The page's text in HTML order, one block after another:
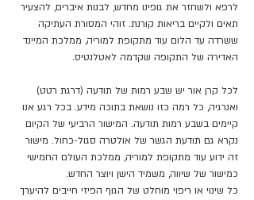
לרפא ולשחזר את גופינו מחדש, לבנות איברים, להצעיר
תאים ולקיים בריאות קורנת. זוהי המסורת העתיקה
ששרדה עד הלום עוד מתקופת למוריה, ממלכת המיינד
האדירה של התקופה שקדמה לאטלנטיס.
לכל קרן אור יש שבע רמות של תודעה (דרגת רטט)
ואנרגיה, כל רמה כזו נושאת בתוכה מידע. בכל רגע אנו
קיימים בשבע רמות תודעה. המישור הרביעי של הקיום
נקרא גם תודעת הגשר של אולטרה סגול-כחול. מישור
זה ידוע עוד מתקופת למוריה, ממלכת העולם החמישי
כמישור של שיווה, משמיד הישן ויוצר החדש.
כל שינוי או ריפוי מוחלט של הגוף הפיזי חייבים להיערך